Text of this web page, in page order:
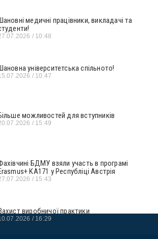
медичні працівники, викладачі та
10:48
університетська спільното!
10:47
можливостей для вступників
15:49
БДМУ взяли участь в програмі
KA171 у Республіці Австрія
15:43
виробничої практики
16:29